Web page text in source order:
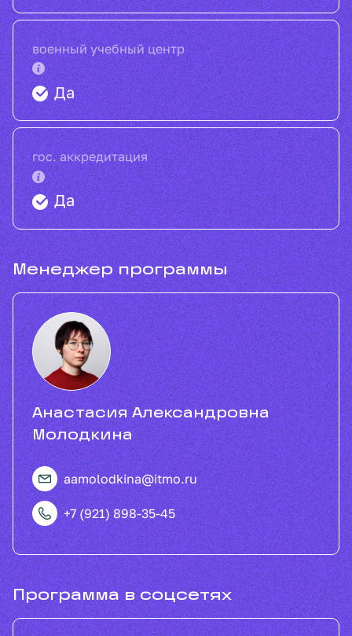
военный учебный центр
Да
гос. аккредитация
Да
Менеджер программы
Анастасия Александровна
Молодкина
aamolodkina@itmo.ru
+7 (921) 898-35-45
Программа в соцсетях